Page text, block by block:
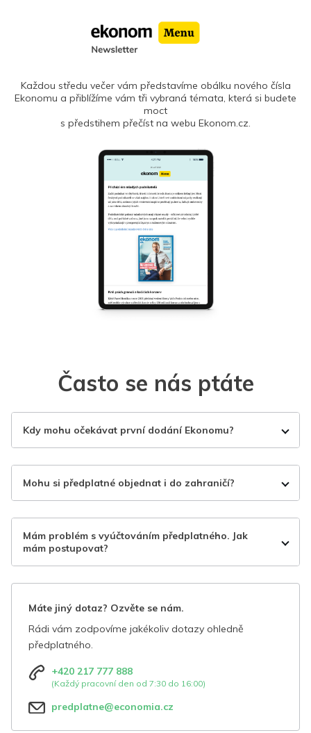
Každou středu večer vám představíme obálku nového čísla
Ekonomu a přiblížíme vám tři vybraná témata, která si budete
moct
s předstihem přečíst na webu Ekonom.cz.
Často se nás ptáte
Kdy mohu očekávat první dodání Ekonomu?
Mohu si předplatné objednat i do zahraničí?
Mám problém s vyúčtováním předplatného. Jak
mám postupovat?
Máte jiný dotaz? Ozvěte se nám.
Rádi vám zodpovíme jakékoliv dotazy ohledně
předplatného.
+420 217 777 888
(Každý pracovní den od 7:30 do 16:00)
predplatne@economia.cz